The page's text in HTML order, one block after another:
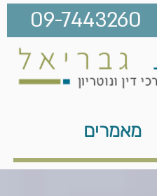
09-7443260
מאמרים